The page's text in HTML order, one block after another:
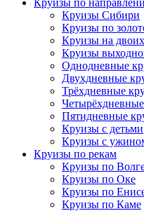
Круизы по
Круизы Сибири
Круизы по
Круизы на двоих
Круизы
Однодневные
Двухдневные
Трёхдневные
Пятидневные
Круизы с детьми
Круизы с
Круизы по рекам
Круизы по
Круизы по Оке
Круизы по
Круизы по Каме